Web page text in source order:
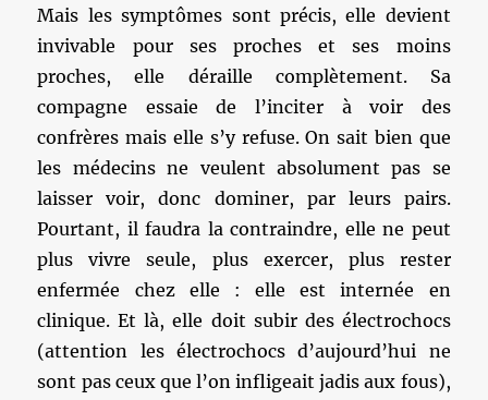
Mais les symptômes sont précis, elle devient
invivable pour ses proches et ses moins
proches, elle déraille complètement. Sa
compagne essaie de l’inciter à voir des
confrères mais elle s’y refuse. On sait bien que
les médecins ne veulent absolument pas se
laisser voir, donc dominer, par leurs pairs.
Pourtant, il faudra la contraindre, elle ne peut
plus vivre seule, plus exercer, plus rester
enfermée chez elle : elle est internée en
clinique. Et là, elle doit subir des électrochocs
(attention les électrochocs d’aujourd’hui ne
sont pas ceux que l’on infligeait jadis aux fous),